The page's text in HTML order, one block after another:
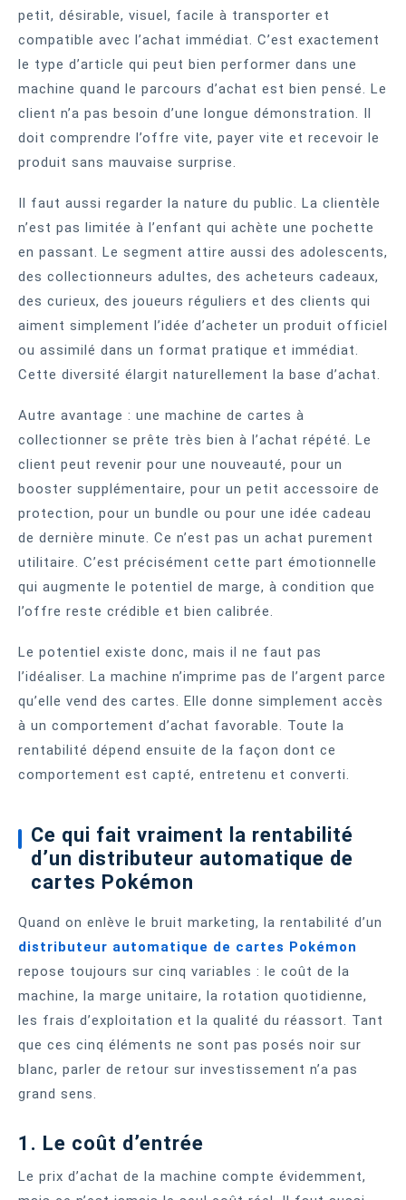
petit, désirable, visuel, facile à transporter et
compatible avec l’achat immédiat. C’est exactement
le type d’article qui peut bien performer dans une
machine quand le parcours d’achat est bien pensé. Le
client n’a pas besoin d’une longue démonstration. Il
doit comprendre l’offre vite, payer vite et recevoir le
produit sans mauvaise surprise.
Il faut aussi regarder la nature du public. La clientèle
n’est pas limitée à l’enfant qui achète une pochette
en passant. Le segment attire aussi des adolescents,
des collectionneurs adultes, des acheteurs cadeaux,
des curieux, des joueurs réguliers et des clients qui
aiment simplement l’idée d’acheter un produit officiel
ou assimilé dans un format pratique et immédiat.
Cette diversité élargit naturellement la base d’achat.
Autre avantage : une machine de cartes à
collectionner se prête très bien à l’achat répété. Le
client peut revenir pour une nouveauté, pour un
booster supplémentaire, pour un petit accessoire de
protection, pour un bundle ou pour une idée cadeau
de dernière minute. Ce n’est pas un achat purement
utilitaire. C’est précisément cette part émotionnelle
qui augmente le potentiel de marge, à condition que
l’offre reste crédible et bien calibrée.
Le potentiel existe donc, mais il ne faut pas
l’idéaliser. La machine n’imprime pas de l’argent parce
qu’elle vend des cartes. Elle donne simplement accès
à un comportement d’achat favorable. Toute la
rentabilité dépend ensuite de la façon dont ce
comportement est capté, entretenu et converti.
Ce qui fait vraiment la rentabilité
d’un distributeur automatique de
cartes Pokémon
Quand on enlève le bruit marketing, la rentabilité d’un
distributeur automatique de cartes Pokémon
repose toujours sur cinq variables : le coût de la
machine, la marge unitaire, la rotation quotidienne,
les frais d’exploitation et la qualité du réassort. Tant
que ces cinq éléments ne sont pas posés noir sur
blanc, parler de retour sur investissement n’a pas
grand sens.
1. Le coût d’entrée
Le prix d’achat de la machine compte évidemment,